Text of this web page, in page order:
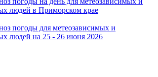
людей в Приморском крае
погоды для метеозависимых и
людей на 25 - 26 июня 2026